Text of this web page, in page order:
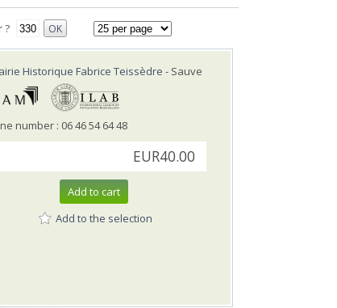
? OK
Historique Fabrice Teissèdre - Sauve
number : 06 46 54 64 48
EUR40.00
Add to cart
Add to the selection